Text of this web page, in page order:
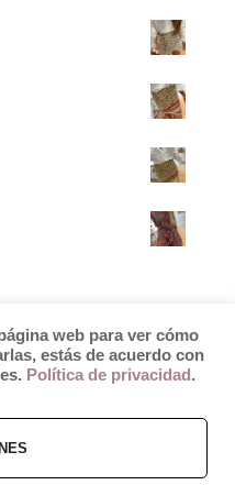
Colette
web para ver cómo
estás de acuerdo con
Política de privacidad .